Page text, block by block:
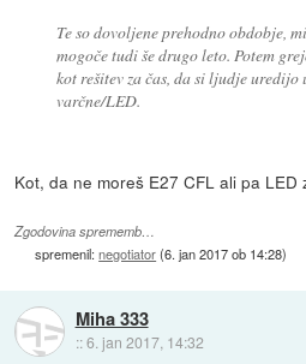
Te so dovoljene prehodno obdobje,
mogoče tudi še drugo leto. Potem
kot rešitev za čas, da si ljudje uredijo
varčne/LED.
Kot, da ne moreš E27 CFL ali pa
Zgodovina sprememb…
spremenil:negotiator(6. jan 2017 ob 14:28)
Miha 333
::6. jan 2017, 14:32